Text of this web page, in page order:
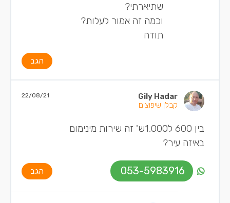
שתיארתי?
וכמה זה אמור לעלות?
תודה
הגב
Gily Hadar
קבלן שיפוצים
22/08/21
בין 600 ל1,000ש' זה שירות מינימום
באיזה עיר?
053-5983916 הגב